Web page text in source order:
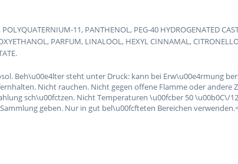
11, PANTHENOL, PEG-40 HYDROGENATED
PARFUM, LINALOOL, HEXYL CINNAMAL,
Beh\u00e4lter steht unter Druck: kann bei Erw\u00e4rmung
Nicht rauchen. Nicht gegen offene Flamme oder
sch\u00fctzen. Nicht Temperaturen \u00fcber 50 \u00b0C\/
geben. Nur in gut bel\u00fcfteten Bereichen